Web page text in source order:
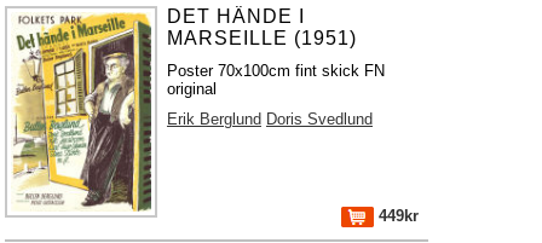
DET HÄNDE I
MARSEILLE (1951)
Poster 70x100cm fint skick FN
original
Erik Berglund Doris Svedlund
449kr